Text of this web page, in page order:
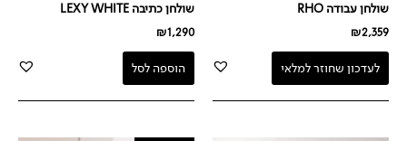
שולחן עבודה RHO
₪2,359
לעדכון שחוזר למלאי
שולחן כתיבה LEXY WHITE
₪1,290
הוספה לסל